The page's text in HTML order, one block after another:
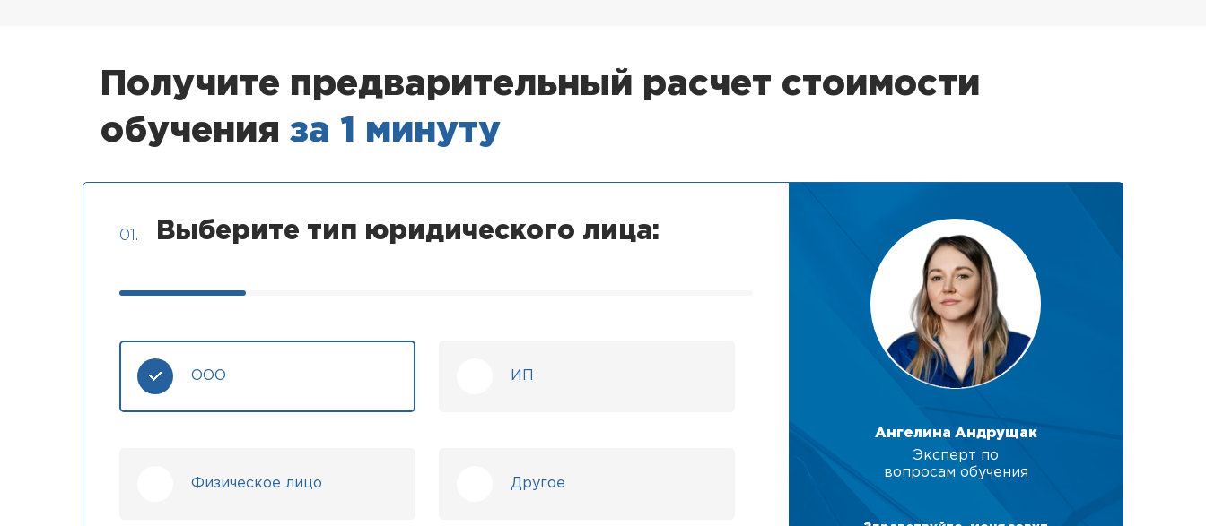
Получите предварительный расчет стоимости
обучения за 1 минуту
01. Выберите тип юридического лица:
ООО ИП
Физическое лицо Другое
Ангелина Андрущак
Эксперт по
вопросам обучения